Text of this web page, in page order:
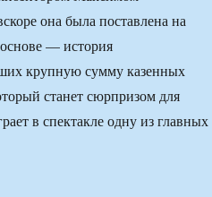
она была поставлена на
— история
крупную сумму казенных
станет сюрпризом для
в спектакле одну из главных